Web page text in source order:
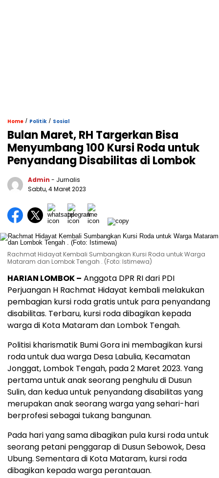
Home / Politik / Sosial
Bulan Maret, RH Targerkan Bisa
Menyumbang 100 Kursi Roda untuk
Penyandang Disabilitas di Lombok
Admin - Jurnalis
Sabtu, 4 Maret 2023
Rachmat Hidayat Kembali Sumbangkan Kursi Roda untuk Warga
Mataram dan Lombok Tengah . (Foto: Istimewa)
HARIAN LOMBOK – Anggota DPR RI dari PDI
Perjuangan H Rachmat Hidayat kembali melakukan
pembagian kursi roda gratis untuk para penyandang
disabilitas. Terbaru, kursi roda dibagikan kepada
warga di Kota Mataram dan Lombok Tengah.
Politisi kharismatik Bumi Gora ini membagikan kursi
roda untuk dua warga Desa Labulia, Kecamatan
Jonggat, Lombok Tengah, pada 2 Maret 2023. Yang
pertama untuk anak seorang penghulu di Dusun
Sulin, dan kedua untuk penyandang disabilitas yang
merupakan anak seorang warga yang sehari-hari
berprofesi sebagai tukang bangunan.
Pada hari yang sama dibagikan pula kursi roda untuk
seorang petani penggarap di Dusun Sebowok, Desa
Ubung. Sementara di Kota Mataram, kursi roda
dibagikan kepada warga perantauan.